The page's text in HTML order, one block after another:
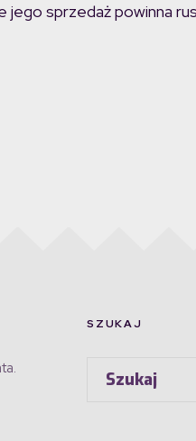
jego sprzedaż powinna
SZUKAJ